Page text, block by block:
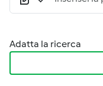
Adatta la ricerca